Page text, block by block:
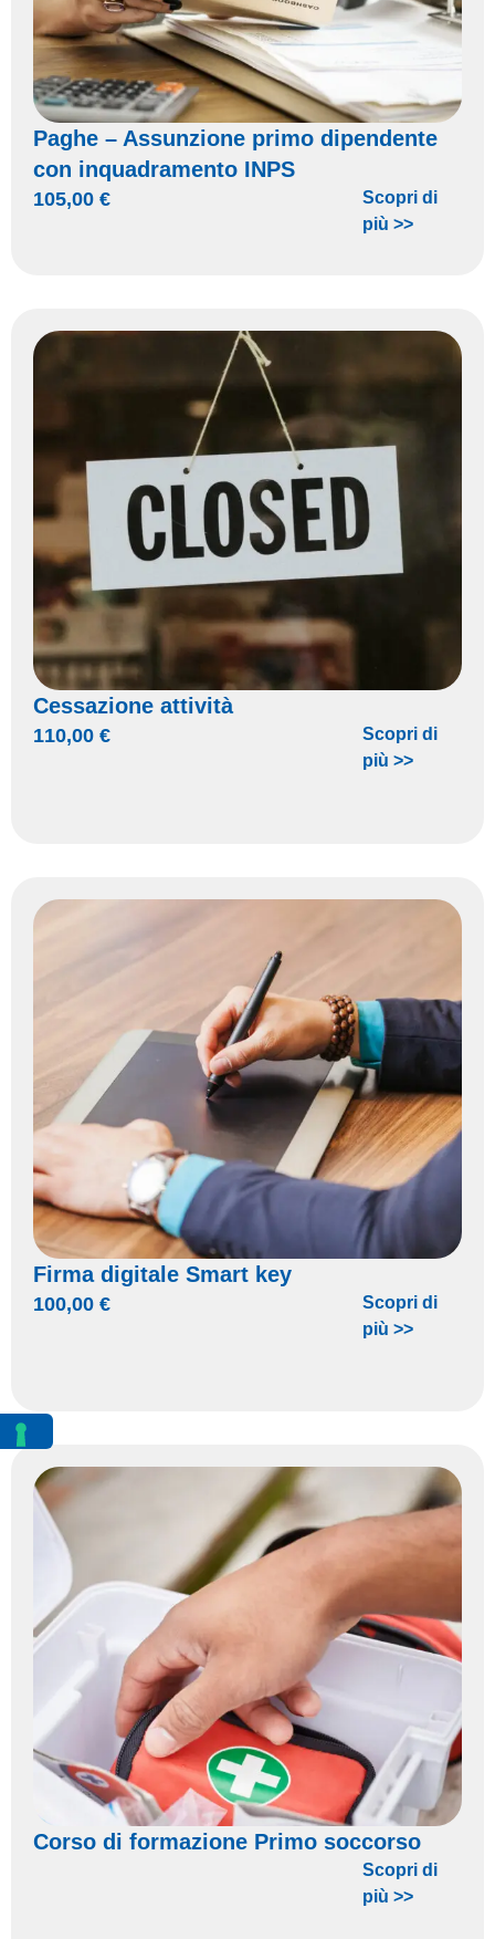
Paghe – Assunzione primo dipendente
con inquadramento INPS
105,00 €
Scopri di
più >>
Cessazione attività
110,00 €
Scopri di
più >>
Firma digitale Smart key
100,00 €
Scopri di
più >>
Corso di formazione Primo soccorso
Scopri di
più >>